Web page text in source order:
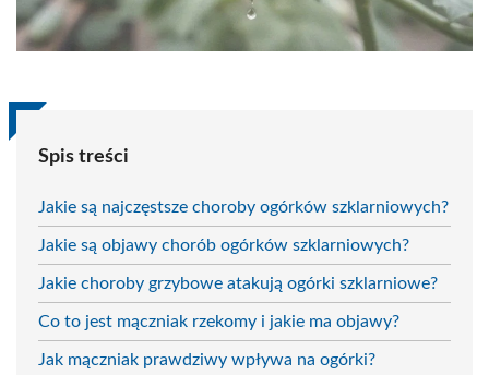
Spis treści
Jakie są najczęstsze choroby ogórków szklarniowych?
Jakie są objawy chorób ogórków szklarniowych?
Jakie choroby grzybowe atakują ogórki szklarniowe?
Co to jest mączniak rzekomy i jakie ma objawy?
Jak mączniak prawdziwy wpływa na ogórki?